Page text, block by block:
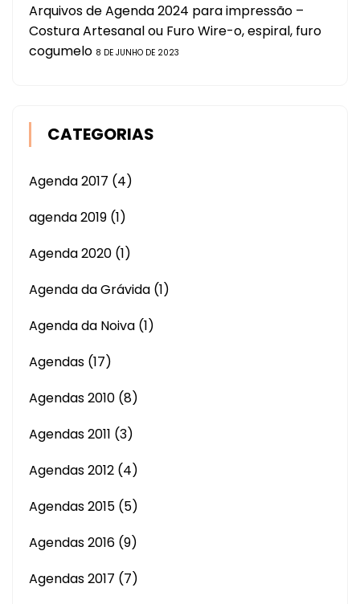
Arquivos de Agenda 2024 para impressão –
Costura Artesanal ou Furo Wire-o, espiral, furo
cogumelo 8 DE JUNHO DE 2023
CATEGORIAS
Agenda 2017 (4)
agenda 2019 (1)
Agenda 2020 (1)
Agenda da Grávida (1)
Agenda da Noiva (1)
Agendas (17)
Agendas 2010 (8)
Agendas 2011 (3)
Agendas 2012 (4)
Agendas 2015 (5)
Agendas 2016 (9)
Agendas 2017 (7)